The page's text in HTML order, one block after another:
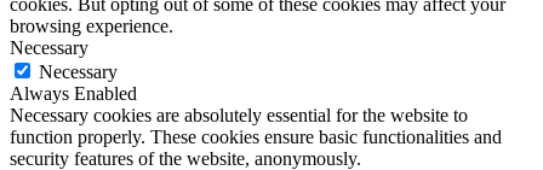
cookies. But opting out of some of these cookies may affect your
browsing experience.
Necessary
Necessary
Always Enabled
Necessary cookies are absolutely essential for the website to
function properly. These cookies ensure basic functionalities and
security features of the website, anonymously.